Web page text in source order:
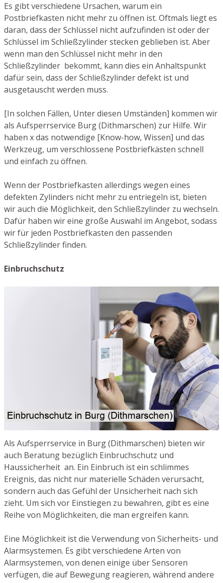
Es gibt verschiedene Ursachen, warum ein
Postbriefkasten nicht mehr zu öffnen ist. Oftmals liegt es
daran, dass der Schlüssel nicht aufzufinden ist oder der
Schlüssel im Schließzylinder stecken geblieben ist. Aber
wenn man den Schlüssel nicht mehr in den
Schließzylinder bekommt, kann dies ein Anhaltspunkt
dafür sein, dass der Schließzylinder defekt ist und
ausgetauscht werden muss.
[In solchen Fällen, Unter diesen Umständen] kommen wir
als Aufsperrservice Burg (Dithmarschen) zur Hilfe. Wir
haben x das notwendige [Know-how, Wissen] und das
Werkzeug, um verschlossene Postbriefkästen schnell
und einfach zu öffnen.
Wenn der Postbriefkasten allerdings wegen eines
defekten Zylinders nicht mehr zu entriegeln ist, bieten
wir auch die Möglichkeit, den Schließzylinder zu wechseln.
Dafür haben wir eine große Auswahl im Angebot, sodass
wir für jeden Postbriefkasten den passenden
Schließzylinder finden.
Einbruchschutz
Als Aufsperrservice in Burg (Dithmarschen) bieten wir
auch Beratung bezüglich Einbruchschutz und
Haussicherheit an. Ein Einbruch ist ein schlimmes
Ereignis, das nicht nur materielle Schäden verursacht,
sondern auch das Gefühl der Unsicherheit nach sich
zieht. Um sich vor Einstiegen zu bewahren, gibt es eine
Reihe von Möglichkeiten, die man ergreifen kann.
Eine Möglichkeit ist die Verwendung von Sicherheits- und
Alarmsystemen. Es gibt verschiedene Arten von
Alarmsystemen, von denen einige über Sensoren
verfügen, die auf Bewegung reagieren, während andere